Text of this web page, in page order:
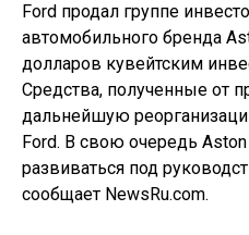
Ford продал группе
автомобильного бренда
долларов кувейтским
Средства, полученные от
дальнейшую
Ford. В свою очередь
развиваться под
сообщает NewsRu.com.